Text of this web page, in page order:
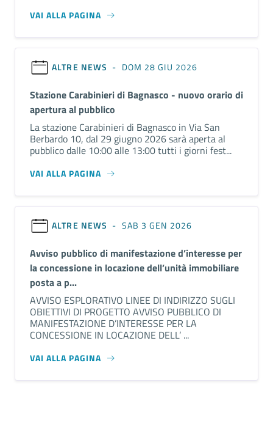
VAI ALLA PAGINA
ALTRE NEWS - DOM 28 GIU 2026
Stazione Carabinieri di Bagnasco - nuovo orario di
apertura al pubblico
La stazione Carabinieri di Bagnasco in Via San
Berbardo 10, dal 29 giugno 2026 sarà aperta al
pubblico dalle 10:00 alle 13:00 tutti i giorni fest...
VAI ALLA PAGINA
ALTRE NEWS - SAB 3 GEN 2026
Avviso pubblico di manifestazione d’interesse per
la concessione in locazione dell’unità immobiliare
posta a p...
AVVISO ESPLORATIVO LINEE DI INDIRIZZO SUGLI
OBIETTIVI DI PROGETTO AVVISO PUBBLICO DI
MANIFESTAZIONE D’INTERESSE PER LA
CONCESSIONE IN LOCAZIONE DELL’ ...
VAI ALLA PAGINA